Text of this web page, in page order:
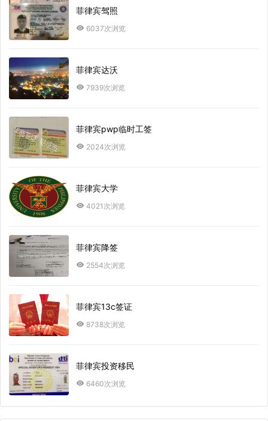
菲律宾驾照
6037次浏览
菲律宾达沃
7939次浏览
菲律宾pwp临时工签
2024次浏览
菲律宾大学
4021次浏览
菲律宾降签
2554次浏览
菲律宾13c签证
8738次浏览
菲律宾投资移民
6460次浏览